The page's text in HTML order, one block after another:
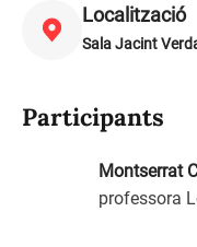
Localització
Sala Jacint
Participants
Montserrat
professora